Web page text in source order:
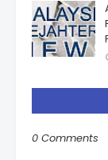
0 Comments